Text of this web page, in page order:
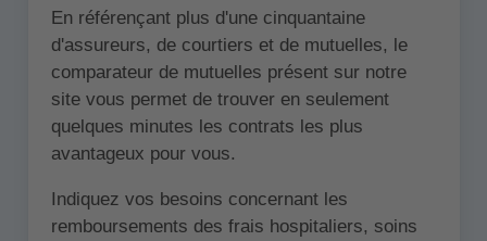
En référençant plus d'une cinquantaine
d'assureurs, de courtiers et de mutuelles, le
comparateur de mutuelles présent sur notre
site vous permet de trouver en seulement
quelques minutes les contrats les plus
avantageux pour vous.
Indiquez vos besoins concernant les
remboursements des frais hospitaliers, soins